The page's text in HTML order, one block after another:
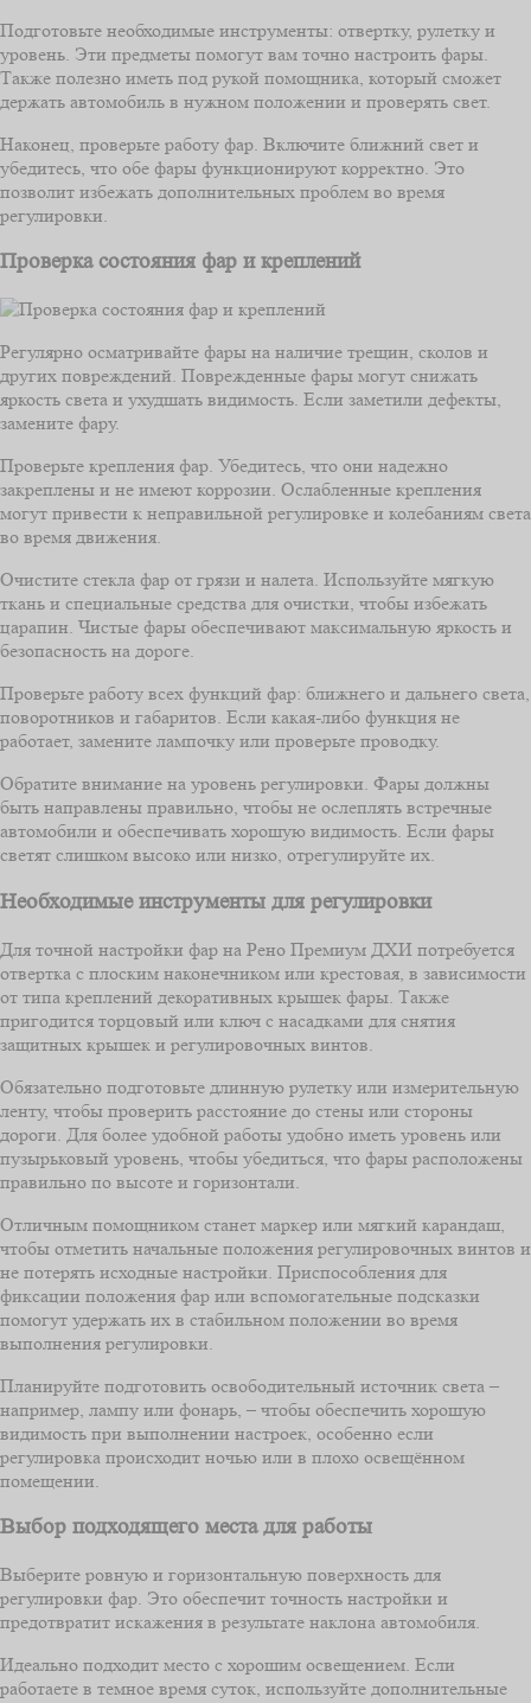
Подготовьте необходимые инструменты: отвертку, рулетку и
уровень. Эти предметы помогут вам точно настроить фары.
Также полезно иметь под рукой помощника, который сможет
держать автомобиль в нужном положении и проверять свет.
Наконец, проверьте работу фар. Включите ближний свет и
убедитесь, что обе фары функционируют корректно. Это
позволит избежать дополнительных проблем во время
регулировки.
Проверка состояния фар и креплений
Регулярно осматривайте фары на наличие трещин, сколов и
других повреждений. Поврежденные фары могут снижать
яркость света и ухудшать видимость. Если заметили дефекты,
замените фару.
Проверьте крепления фар. Убедитесь, что они надежно
закреплены и не имеют коррозии. Ослабленные крепления
могут привести к неправильной регулировке и колебаниям света
во время движения.
Очистите стекла фар от грязи и налета. Используйте мягкую
ткань и специальные средства для очистки, чтобы избежать
царапин. Чистые фары обеспечивают максимальную яркость и
безопасность на дороге.
Проверьте работу всех функций фар: ближнего и дальнего света,
поворотников и габаритов. Если какая-либо функция не
работает, замените лампочку или проверьте проводку.
Обратите внимание на уровень регулировки. Фары должны
быть направлены правильно, чтобы не ослеплять встречные
автомобили и обеспечивать хорошую видимость. Если фары
светят слишком высоко или низко, отрегулируйте их.
Необходимые инструменты для регулировки
Для точной настройки фар на Рено Премиум ДХИ потребуется
отвертка с плоским наконечником или крестовая, в зависимости
от типа креплений декоративных крышек фары. Также
пригодится торцовый или ключ с насадками для снятия
защитных крышек и регулировочных винтов.
Обязательно подготовьте длинную рулетку или измерительную
ленту, чтобы проверить расстояние до стены или стороны
дороги. Для более удобной работы удобно иметь уровень или
пузырьковый уровень, чтобы убедиться, что фары расположены
правильно по высоте и горизонтали.
Отличным помощником станет маркер или мягкий карандаш,
чтобы отметить начальные положения регулировочных винтов и
не потерять исходные настройки. Приспособления для
фиксации положения фар или вспомогательные подсказки
помогут удержать их в стабильном положении во время
выполнения регулировки.
Планируйте подготовить освободительный источник света –
например, лампу или фонарь, – чтобы обеспечить хорошую
видимость при выполнении настроек, особенно если
регулировка происходит ночью или в плохо освещённом
помещении.
Выбор подходящего места для работы
Выберите ровную и горизонтальную поверхность для
регулировки фар. Это обеспечит точность настройки и
предотвратит искажения в результате наклона автомобиля.
Идеально подходит место с хорошим освещением. Если
работаете в темное время суток, используйте дополнительные